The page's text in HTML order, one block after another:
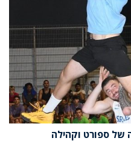
של ספורט וקהילה